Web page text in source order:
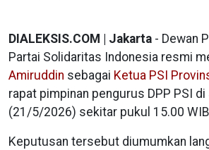
DIALEKSIS.COM | Jakarta - Dewan
Partai Solidaritas Indonesia resmi
Amiruddin sebagai Ketua PSI
rapat pimpinan pengurus DPP PSI
(21/5/2026) sekitar pukul 15.00
Keputusan tersebut diumumkan